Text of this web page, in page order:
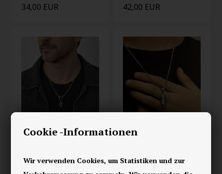
Cookie -Informationen
Wir verwenden Cookies, um Statistiken und zur
34,00 EUR 42,00 EUR